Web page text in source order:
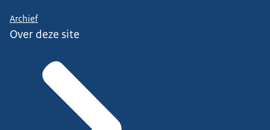
Archief
Over deze site